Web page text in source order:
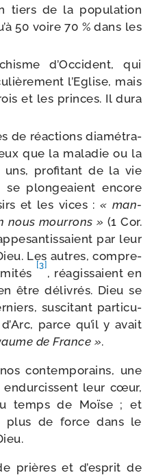
tiers de la popu­la­tion
50 voire 70 % dans les
d’Occident, qui
l’Eglise, mais
et les princes. Il dura
de réac­tions dia­mé­tra­
que la mala­die ou la
uns, pro­fi­tant de la vie
se plon­geaient encore
et les vices : « man­
nous mour­rons » (1 Cor.
par leur
Les autres, com­pre­
[3]
, réagis­saient en
être déli­vrés. Dieu se
sus­ci­tant par­ti­cu­
parce qu’il y avait
de France ».
contem­po­rains, une
endur­cissent leur cœur,
temps de Moïse ; et
plus de force dans le
prières et d’esprit de